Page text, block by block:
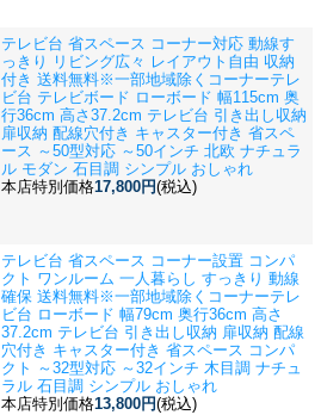
テレビ台 省スペース コーナー対応 動線す
っきり リビング広々 レイアウト自由 収納
付き 送料無料※一部地域除く コーナーテレ
ビ台 テレビボード ローボード 幅115cm 奥
行36cm 高さ37.2cm テレビ台 引き出し収納
扉収納 配線穴付き キャスター付き 省スペ
ース ～50型対応 ～50インチ 北欧 ナチュラ
ル モダン 石目調 シンプル おしゃれ
本店特別価格17,800円(税込)
テレビ台 省スペース コーナー設置 コンパ
クト ワンルーム 一人暮らし すっきり 動線
確保 送料無料※一部地域除く コーナーテレ
ビ台 ローボード 幅79cm 奥行36cm 高さ
37.2cm テレビ台 引き出し収納 扉収納 配線
穴付き キャスター付き 省スペース コンパ
クト ～32型対応 ～32インチ 木目調 ナチュ
ラル 石目調 シンプル おしゃれ
本店特別価格13,800円(税込)